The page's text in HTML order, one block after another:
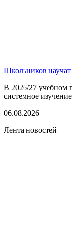
Школьников
В 2026/27 учебном
системное
06.08.2026
Лента новостей